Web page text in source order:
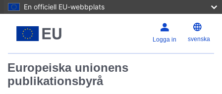
En officiell EU-webbplats
Logga in svenska
Europeiska unionens
publikationsbyrå